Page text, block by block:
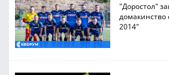
"Доростол"
домакинство
2014"